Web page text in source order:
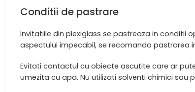
Conditii de pastrare
Invitatiile din plexiglass se pastreaza in conditii
aspectului impecabil, se recomanda pastrarea
Evitati contactul cu obiecte ascutite care ar
umezita cu apa. Nu utilizati solventi chimici sau